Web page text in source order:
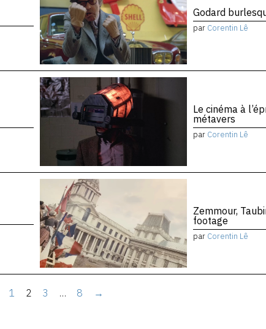
Godard
par Corentin Lê
Le cinéma à
métavers
par Corentin Lê
Zemmour,
footage
par Corentin Lê
1 2 3 … 8 →